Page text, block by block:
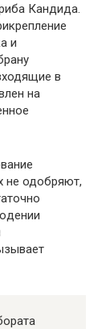
Кандида.
и
в
на
не одобряют,